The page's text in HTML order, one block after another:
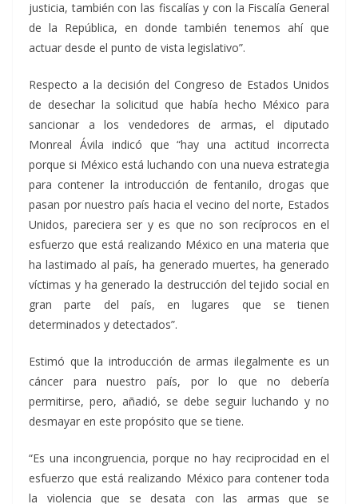
justicia, también con las fiscalías y con la Fiscalía General
de la República, en donde también tenemos ahí que
actuar desde el punto de vista legislativo”.
Respecto a la decisión del Congreso de Estados Unidos
de desechar la solicitud que había hecho México para
sancionar a los vendedores de armas, el diputado
Monreal Ávila indicó que “hay una actitud incorrecta
porque si México está luchando con una nueva estrategia
para contener la introducción de fentanilo, drogas que
pasan por nuestro país hacia el vecino del norte, Estados
Unidos, pareciera ser y es que no son recíprocos en el
esfuerzo que está realizando México en una materia que
ha lastimado al país, ha generado muertes, ha generado
víctimas y ha generado la destrucción del tejido social en
gran parte del país, en lugares que se tienen
determinados y detectados”.
Estimó que la introducción de armas ilegalmente es un
cáncer para nuestro país, por lo que no debería
permitirse, pero, añadió, se debe seguir luchando y no
desmayar en este propósito que se tiene.
“Es una incongruencia, porque no hay reciprocidad en el
esfuerzo que está realizando México para contener toda
la violencia que se desata con las armas que se